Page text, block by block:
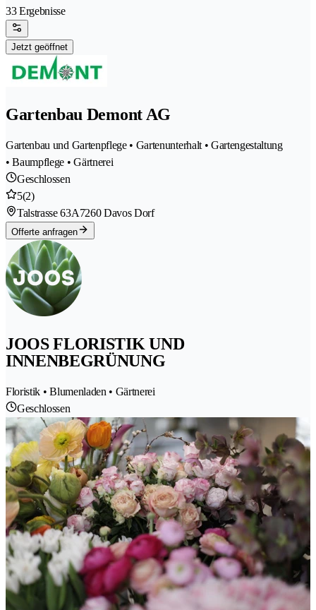
33 Ergebnisse
Jetzt geöffnet
Gartenbau Demont AG
Gartenbau und Gartenpflege • Gartenunterhalt • Gartengestaltung
• Baumpflege • Gärtnerei
Geschlossen
5(2)
Talstrasse 63A7260 Davos Dorf
Offerte anfragen
JOOS FLORISTIK UND
INNENBEGRÜNUNG
Floristik • Blumenladen • Gärtnerei
Geschlossen